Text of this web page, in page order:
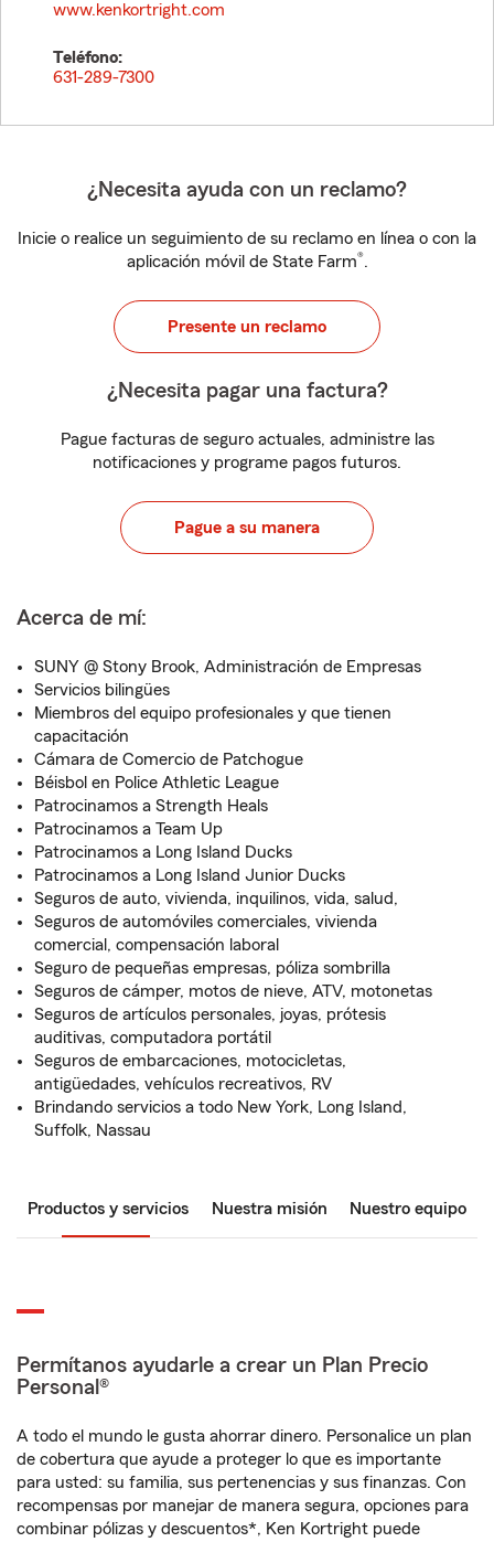
www.kenkortright.com
Teléfono:
631-289-7300
¿Necesita ayuda con un reclamo?
Inicie o realice un seguimiento de su reclamo en línea o con la
aplicación móvil de State Farm®.
Presente un reclamo
¿Necesita pagar una factura?
Pague facturas de seguro actuales, administre las
notificaciones y programe pagos futuros.
Pague a su manera
Acerca de mí:
SUNY @ Stony Brook, Administración de Empresas
Servicios bilingües
Miembros del equipo profesionales y que tienen
capacitación
Cámara de Comercio de Patchogue
Béisbol en Police Athletic League
Patrocinamos a Strength Heals
Patrocinamos a Team Up
Patrocinamos a Long Island Ducks
Patrocinamos a Long Island Junior Ducks
Seguros de auto, vivienda, inquilinos, vida, salud,
Seguros de automóviles comerciales, vivienda
comercial, compensación laboral
Seguro de pequeñas empresas, póliza sombrilla
Seguros de cámper, motos de nieve, ATV, motonetas
Seguros de artículos personales, joyas, prótesis
auditivas, computadora portátil
Seguros de embarcaciones, motocicletas,
antigüedades, vehículos recreativos, RV
Brindando servicios a todo New York, Long Island,
Suffolk, Nassau
Productos y servicios Nuestra misión Nuestro equipo
Permítanos ayudarle a crear un Plan Precio
Personal®
A todo el mundo le gusta ahorrar dinero. Personalice un plan
de cobertura que ayude a proteger lo que es importante
para usted: su familia, sus pertenencias y sus finanzas. Con
recompensas por manejar de manera segura, opciones para
combinar pólizas y descuentos*, Ken Kortright puede